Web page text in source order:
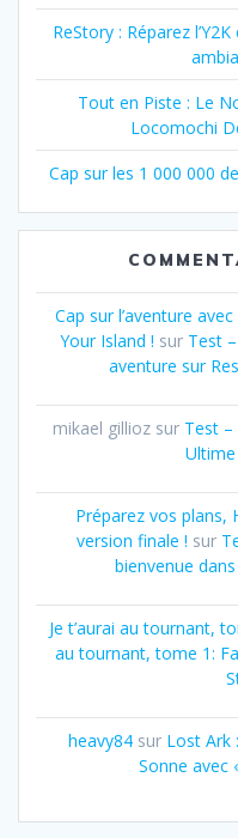
ReStory : Réparez
Tout en Piste : Le
Locomochi
Cap sur les 1 000 000
Cap sur l’aventure
Your Island ! sur Test
aventure sur
mikael gilliozsur Test –
Préparez vos plans,
version finale ! sur
bienvenue
Je t’aurai au tournant,
au tournant, tome 1:
heavy84 sur Lost Ark
Sonne avec